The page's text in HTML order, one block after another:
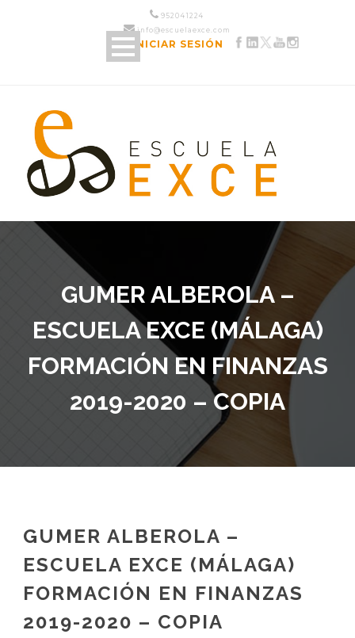
952 04 12 24
info@escuelaexce.com
INICIAR SESIÓN
GUMER ALBEROLA –
ESCUELA EXCE (MÁLAGA)
FORMACIÓN EN FINANZAS
2019-2020 – COPIA
GUMER ALBEROLA –
ESCUELA EXCE (MÁLAGA)
FORMACIÓN EN FINANZAS
2019-2020 – COPIA